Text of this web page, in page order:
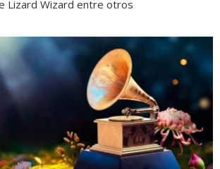
Lizard Wizard entre otros